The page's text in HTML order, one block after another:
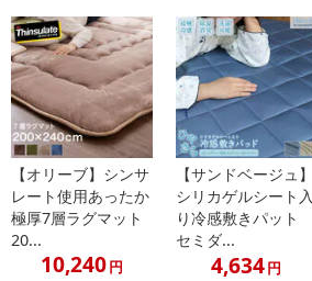
【オリーブ】シンサ
レート使用あったか
極厚7層ラグマット
20...
10,240円
【サンドベージュ】
シリカゲルシート入
り冷感敷きパット
セミダ...
4,634円